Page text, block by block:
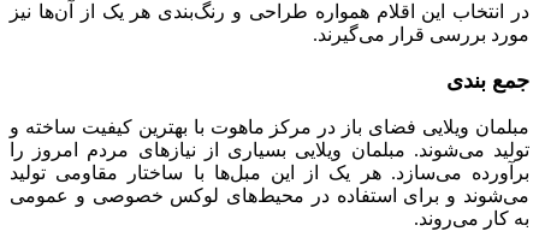
در انتخاب این اقلام همواره طراحی و رنگ‌بندی هر یک از آن‌ها نیز
مورد بررسی قرار می‌گیرند.
جمع بندی
مبلمان ویلایی فضای باز در مرکز ماهوت با بهترین کیفیت ساخته و
تولید می‌شوند. مبلمان ویلایی بسیاری از نیازهای مردم امروز را
برآورده می‌سازد. هر یک از این مبل‌ها با ساختار مقاومی تولید
می‌شوند و برای استفاده در محیط‌های لوکس خصوصی و عمومی
به کار می‌روند.